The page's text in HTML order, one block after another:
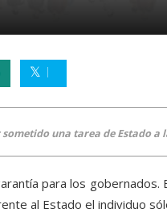
sometido una tarea de Estado
para los
al Estado el individuo